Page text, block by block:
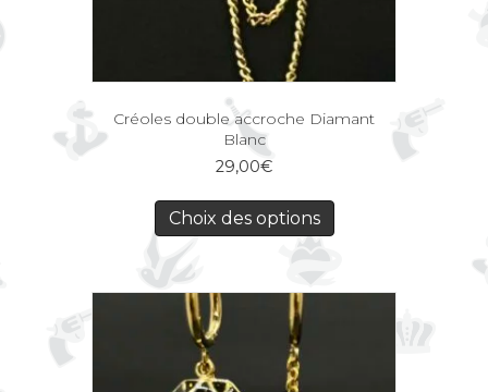
Créoles double accroche Diamant
Blanc
29,00€
Choix des options